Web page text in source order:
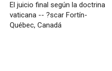
El juicio final según la doctrina
vaticana -- ?scar Fortín-
Québec, Canadá